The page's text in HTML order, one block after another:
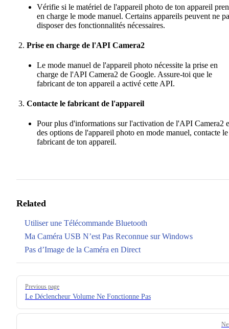
Vérifie si le matériel de l'appareil photo de ton appareil
en charge le mode manuel. Certains appareils peuvent ne
disposer des fonctionnalités nécessaires.
Prise en charge de l'API Camera2
Le mode manuel de l'appareil photo nécessite la prise en
charge de l'API Camera2 de Google. Assure-toi que le
fabricant de ton appareil a activé cette API.
Contacte le fabricant de l'appareil
Pour plus d'informations sur l'activation de l'API Camera2
des options de l'appareil photo en mode manuel, contacte le
fabricant de ton appareil.
Related
Utiliser une Télécommande Bluetooth
Ma Caméra USB N’est Pas Reconnue sur Windows
Pas d’Image de la Caméra en Direct
Pager
Previous page
Le Déclencheur Volume Ne Fonctionne Pas